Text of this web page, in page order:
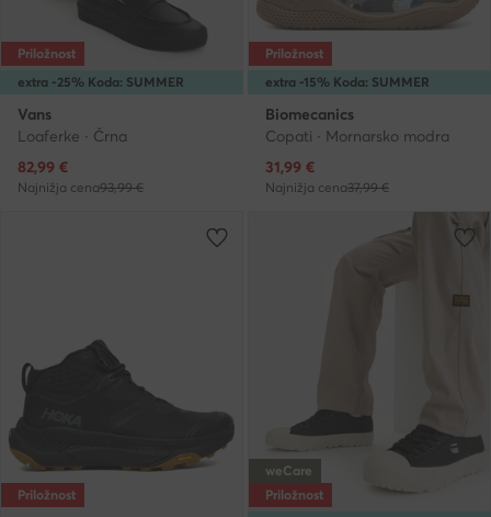
extra -25% Koda: SUMMER
Priložnost
Vans
Loaferke · Črna
Trenutna cena
82,99 €
Najnižja cena93,99 €
extra -15% Koda: SUMMER
Priložnost
Biomecanics
Copati · Mornarsko modra
Trenutna cena
31,99 €
Najnižja cena37,99 €
Priložnost
weCare
Priložnost